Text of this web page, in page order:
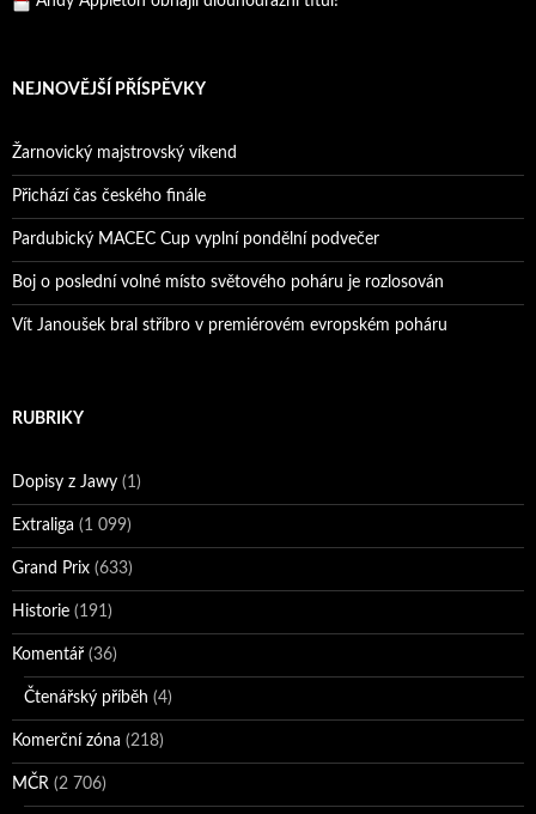
NEJNOVĚJŠÍ PŘÍSPĚVKY
Žarnovický majstrovský víkend
Přichází čas českého finále
Pardubický MACEC Cup vyplní pondělní podvečer
Boj o poslední volné místo světového poháru je rozlosován
Vít Janoušek bral stříbro v premiérovém evropském poháru
RUBRIKY
Dopisy z Jawy (1)
Extraliga (1 099)
Grand Prix (633)
Historie (191)
Komentář (36)
Čtenářský příběh (4)
Komerční zóna (218)
MČR (2 706)